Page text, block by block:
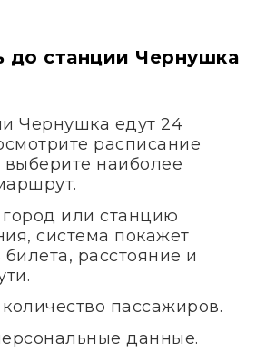
до станции Чернушка
Чернушка едут 24
расписание
выберите наиболее
или станцию
система покажет
билета, расстояние и
пассажиров.
данные.